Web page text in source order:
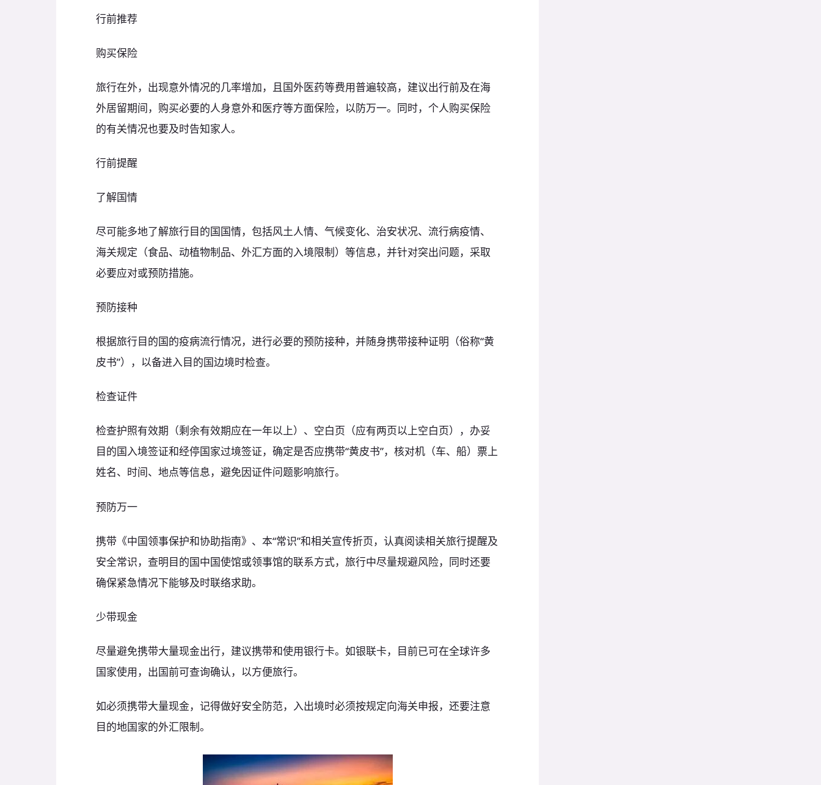
行前推荐
购买保险
旅行在外，出现意外情况的几率增加，且国外医药等费用普遍较高，建议出行前及在海
外居留期间，购买必要的人身意外和医疗等方面保险，以防万一。同时，个人购买保险
的有关情况也要及时告知家人。
行前提醒
了解国情
尽可能多地了解旅行目的国国情，包括风土人情、气候变化、治安状况、流行病疫情、
海关规定（食品、动植物制品、外汇方面的入境限制）等信息，并针对突出问题，采取
必要应对或预防措施。
预防接种
根据旅行目的国的疫病流行情况，进行必要的预防接种，并随身携带接种证明（俗称“黄
皮书”），以备进入目的国边境时检查。
检查证件
检查护照有效期（剩余有效期应在一年以上）、空白页（应有两页以上空白页），办妥
目的国入境签证和经停国家过境签证，确定是否应携带“黄皮书”，核对机（车、船）票上
姓名、时间、地点等信息，避免因证件问题影响旅行。
预防万一
携带《中国领事保护和协助指南》、本“常识”和相关宣传折页，认真阅读相关旅行提醒及
安全常识，查明目的国中国使馆或领事馆的联系方式，旅行中尽量规避风险，同时还要
确保紧急情况下能够及时联络求助。
少带现金
尽量避免携带大量现金出行，建议携带和使用银行卡。如银联卡，目前已可在全球许多
国家使用，出国前可查询确认，以方便旅行。
如必须携带大量现金，记得做好安全防范，入出境时必须按规定向海关申报，还要注意
目的地国家的外汇限制。